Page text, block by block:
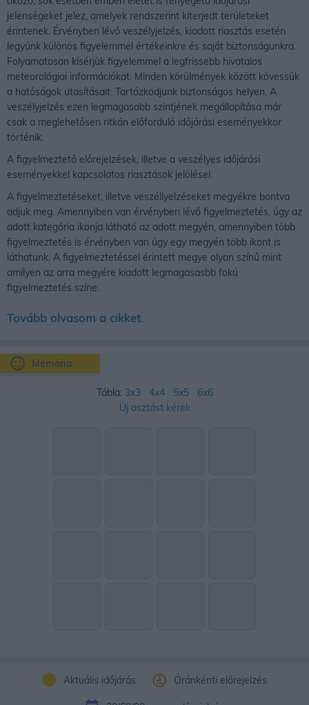
Aktuális időjárás Óránkénti előrejelzés
Memória
Tábla: 3x3 4x4 5x5
6x6
Új osztást kérek
jelenségeket jelez, amelyek rendszerint kiterjedt területeket
érintenek. Érvényben lévő veszélyjelzés, kiadott riasztás esetén
legyünk különös figyelemmel értékeinkre és saját biztonságunkra.
Folyamatosan kísérjük figyelemmel a legfrissebb hivatalos
meteorológiai információkat. Minden körülmények között kövessük
a hatóságok utasításait. Tartózkodjunk biztonságos helyen. A
veszélyjelzés ezen legmagasabb szintjének megállapítása már
csak a meglehetősen ritkán előforduló időjárási eseményekkor
történik.
A figyelmeztető előrejelzések, illetve a veszélyes időjárási
eseményekkel kapcsolatos riasztások jelölései:
A figyelmeztetéseket, illetve veszéllyelzéseket megyékre bontva
adjuk meg. Amennyiben van érvényben lévő figyelmeztetés, úgy az
adott kategória ikonja látható az adott megyén, amennyiben több
figyelmeztetés is érvényben van úgy egy megyén több ikont is
láthatunk. A figyelmeztetéssel érintett megye olyan színű mint
amilyen az arra megyére kiadott legmagasasbb fokú
figyelmeztetés színe.
Tovább olvasom a cikket.